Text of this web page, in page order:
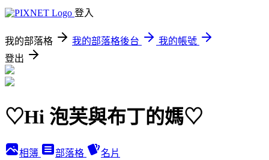
登入
我的部落格 我的部落格後台
我的帳號
登出
♡Hi 泡芙與布丁的媽♡
相簿 部落格 名片